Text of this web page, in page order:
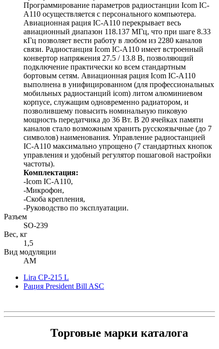
Программирование параметров радиостанции Icom IC-
A110 осуществляется с персонального компьютера.
Авиационная рация IC-A110 перекрывает весь
авиационный диапазон 118.137 МГц, что при шаге 8.33
кГц позволяет вести работу в любом из 2280 каналов
связи. Радиостанция Icom IC-A110 имеет встроенный
конвертор напряжения 27.5 / 13.8 В, позволяющий
подключение практически ко всем стандартным
бортовым сетям. Авиационная рация Icom IC-A110
выполнена в унифицированном (для профессиональных
мобильных радиостанций icom) литом алюминиевом
корпусе, служащим одновременно радиатором, и
позволившему повысить номинальную пиковую
мощность передатчика до 36 Вт. В 20 ячейках памяти
каналов стало возможным хранить русскоязычные (до 7
символов) наименования. Управление радиостанцией
IC-A110 максимально упрощено (7 стандартных кнопок
управления и удобный регулятор пошаговой настройки
частоты).
Комплектация:
-Icom IC-A110,
-Микрофон,
-Скоба крепления,
-Руководство по эксплуатации.
Разъем
SO-239
Вес, кг
1,5
Вид модуляции
AM
Lira CP-215 L
Рация President Bill ASC
Торговые марки каталога